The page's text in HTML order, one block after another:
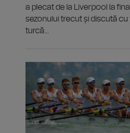
a plecat de la Liverpool la
sezonului trecut și discută
turcă...